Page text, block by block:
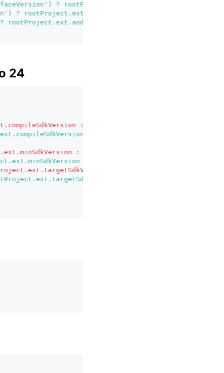
?
? rootProject.ext.coreSplashScreenVersion : '1.2.0'
: '1.14.0'
24
: 35
: 36
: 23
: 24
: 35
: 36